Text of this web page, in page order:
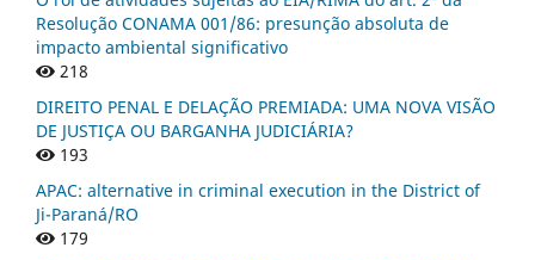
Resolução CONAMA 001/86: presunção absoluta de
impacto ambiental significativo
218
DIREITO PENAL E DELAÇÃO PREMIADA: UMA NOVA VISÃO
DE JUSTIÇA OU BARGANHA JUDICIÁRIA?
193
APAC: alternative in criminal execution in the District of
Ji-Paraná/RO
179